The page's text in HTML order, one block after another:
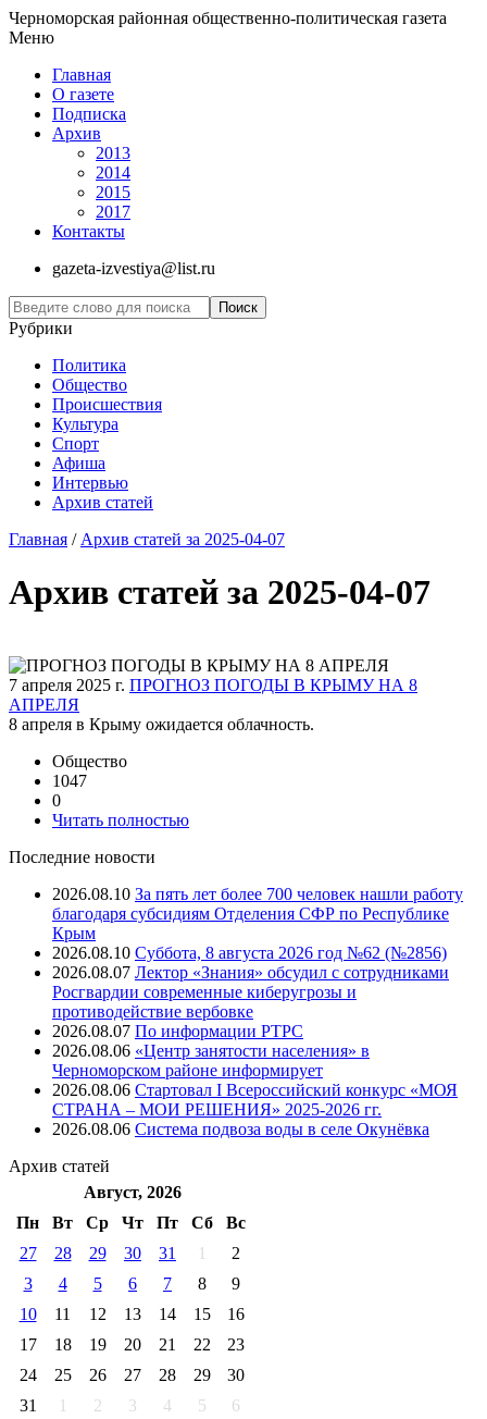
Черноморская районная общественно-политическая газета
Меню
Главная
О газете
Подписка
Архив
2013
2014
2015
2017
Контакты
gazeta-izvestiya@list.ru
Рубрики
Политика
Общество
Проиcшествия
Культура
Спорт
Афиша
Интервью
Архив статей
Главная / Архив статей за 2025-04-07
Архив статей за 2025-04-07
7 апреля 2025 г. ПРОГНОЗ ПОГОДЫ В КРЫМУ НА 8
АПРЕЛЯ
8 апреля в Крыму ожидается облачность.
Общество
1047
0
Читать полностью
Последние новости
2026.08.10 За пять лет более 700 человек нашли работу
благодаря субсидиям Отделения СФР по Республике
Крым
2026.08.10 Суббота, 8 августа 2026 год №62 (№2856)
2026.08.07 Лектор «Знания» обсудил с сотрудниками
Росгвардии современные киберугрозы и
противодействие вербовке
2026.08.07 ⁠По информации РТРС
2026.08.06 «Центр занятости населения» в
Черноморском районе информирует
2026.08.06 Стартовал I Всероссийский конкурс «МОЯ
СТРАНА – МОИ РЕШЕНИЯ» 2025-2026 гг.
2026.08.06 Система подвоза воды в селе Окунёвка
Архив статей
Август, 2026
Пн
Вт Ср Чт Пт Cб
Вс
27
28 29 30 31 1
2
3
4 5 6 7 8
9
10
11 12 13 14 15
16
17
18 19 20 21 22
23
24
25 26 27 28 29
30
31
1 2 3 4 5
6